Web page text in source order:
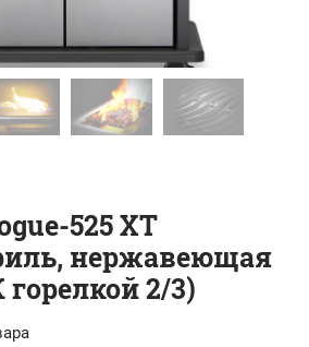
525 XT
нержавеющая
2/3)